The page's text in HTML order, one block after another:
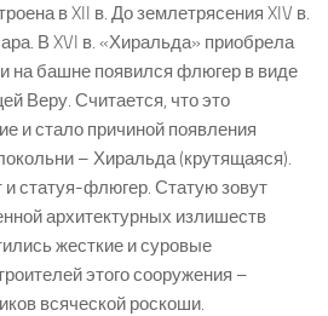
в XII в. До землетрясения XIV в.
В XVI в. «Хиральда» приобрела
на башне появился флюгер в виде
Веру. Считается, что это
и стало причиной появления
– Хиральда (крутящаяся).
статуя-флюгер. Статую зовут
архитектурных излишеств
жесткие и суровые
этого сооружения –
всяческой роскоши.